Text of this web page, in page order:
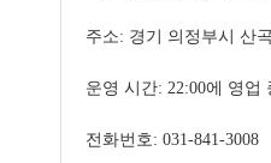
주소: 경기 의정부시 산
운영 시간: 22:00에 영업
전화번호: 031-841-3008